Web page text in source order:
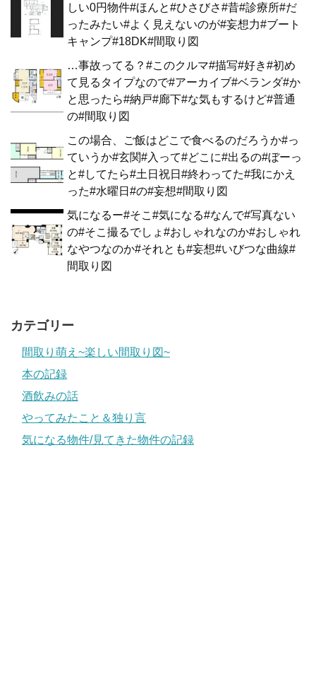
しい0円物件#ほんと#ひさびさ#昔#診療所#だ
ったみたい#よく見えないのが#妄想力#ブート
キャンプ#18DK#間取り図
…事故ってる？#このクルマ#描写#好き#初め
て見るタイプなので#アーカイブ#ベランダ#か
と思ったら#納戸#廊下#な気もするけど#普通
の#間取り図
この場合、ご飯はどこで食べるのだろうか#っ
ていうか#玄関#入って#どこに#出るの#ぼーっ
と#してたら#土日祝日#終わってた#我にかえ
った#水曜日#の#妄想#間取り図
気になるー#そこ#気になる#なんで#写真ない
の#そこ撮るでしょ#おしゃれなのか#おしゃれ
なやつなのか#それとも#妄想#いびつな曲線#
間取り図
カテゴリー
間取り萌え~楽しい間取り図~
本の記録
酒飲みの話
やってみたこと＆独り言
気になる物件/見てきた物件の記録